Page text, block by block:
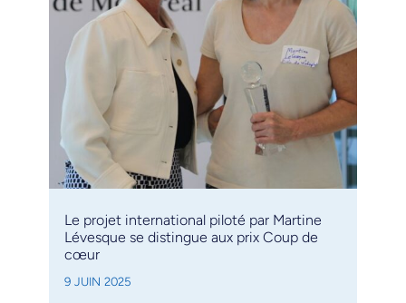
Le projet international piloté par Martine
Lévesque se distingue aux prix Coup de
cœur
9 JUIN 2025